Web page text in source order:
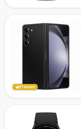
Prémium